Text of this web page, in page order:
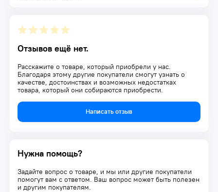
Отзывов ещё нет.
Расскажите о товаре, который приобрели у нас.
Благодаря этому другие покупатели смогут узнать о
качестве, достоинствах и возможных недостатках
товара, который они собираются приобрести.
Написать отзыв
Нужна помощь?
Задайте вопрос о товаре, и мы или другие покупатели
помогут вам с ответом. Ваш вопрос может быть полезен
и другим покупателям.